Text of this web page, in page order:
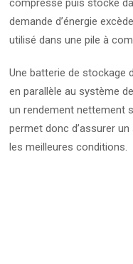
compressé puis stocké
demande d’énergie
utilisé dans une pile à
Une batterie de stockage
en parallèle au système
un rendement nettement
permet donc d’assurer
les meilleures conditions.